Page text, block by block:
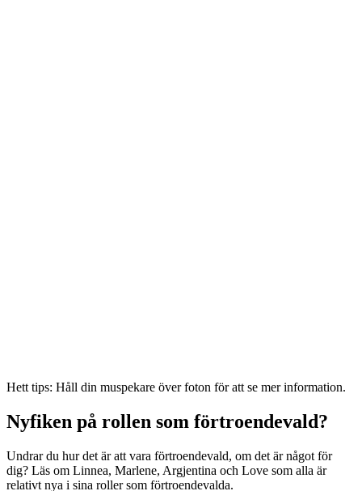
Hett tips: Håll din muspekare över foton för att se mer information.
Nyfiken på rollen som förtroendevald?
Undrar du hur det är att vara förtroendevald, om det är något för
dig? Läs om Linnea, Marlene, Argjentina och Love som alla är
relativt nya i sina roller som förtroendevalda.